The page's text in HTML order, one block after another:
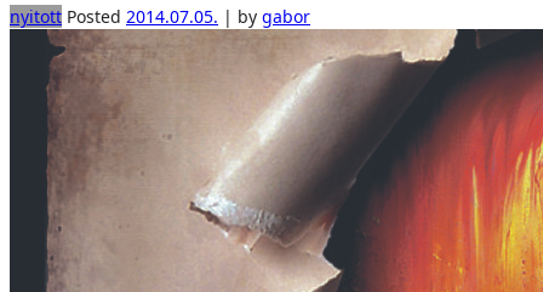
nyitott Posted 2014.07.05. | by gabor